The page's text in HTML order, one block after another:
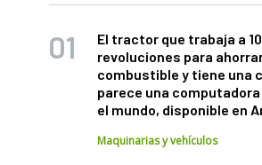
El tractor que trabaja a
revoluciones para
combustible y tiene una
parece una
el mundo, disponible en
Maquinarias y vehículos